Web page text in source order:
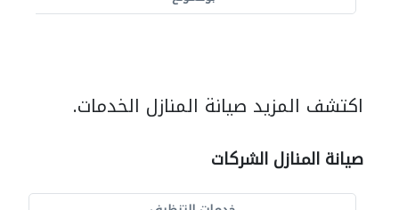
اكتشف المزيد صيانة المنازل الخدمات.
صيانة المنازل الشركات